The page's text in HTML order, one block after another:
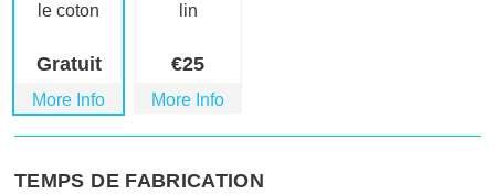
le coton
Gratuit
More Info
lin
€25
More Info
TEMPS DE FABRICATION